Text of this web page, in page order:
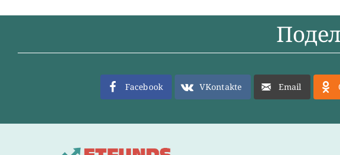
Facebook VKontakte Email